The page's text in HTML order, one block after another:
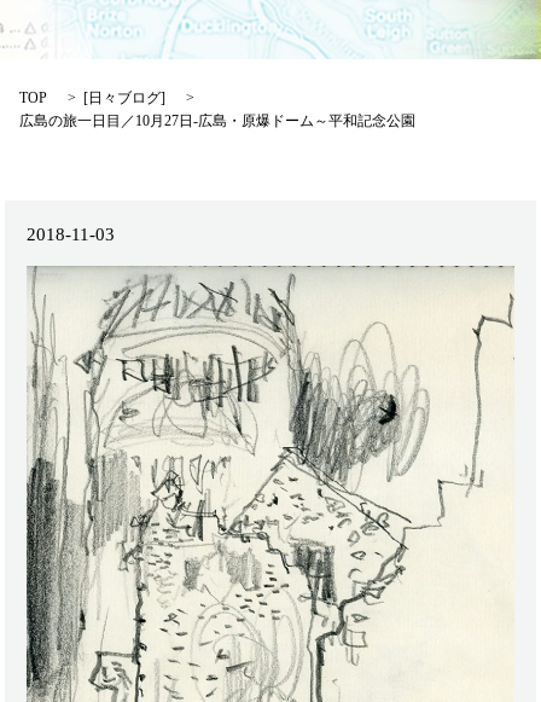
TOP [日々ブログ]
広島の旅一日目／10月27日-広島・原爆ドーム～平和記念公園
2018-11-03